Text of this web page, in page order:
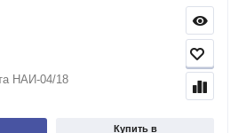
НАИ-04/18
Купить в